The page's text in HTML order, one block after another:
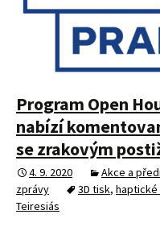
Program Open
nabízí
se zrakovým
4. 9. 2020 Akce a
zprávy
3D tisk, haptické
Teiresiás